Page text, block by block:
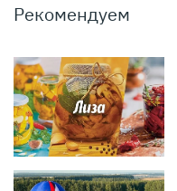
Рекомендуем